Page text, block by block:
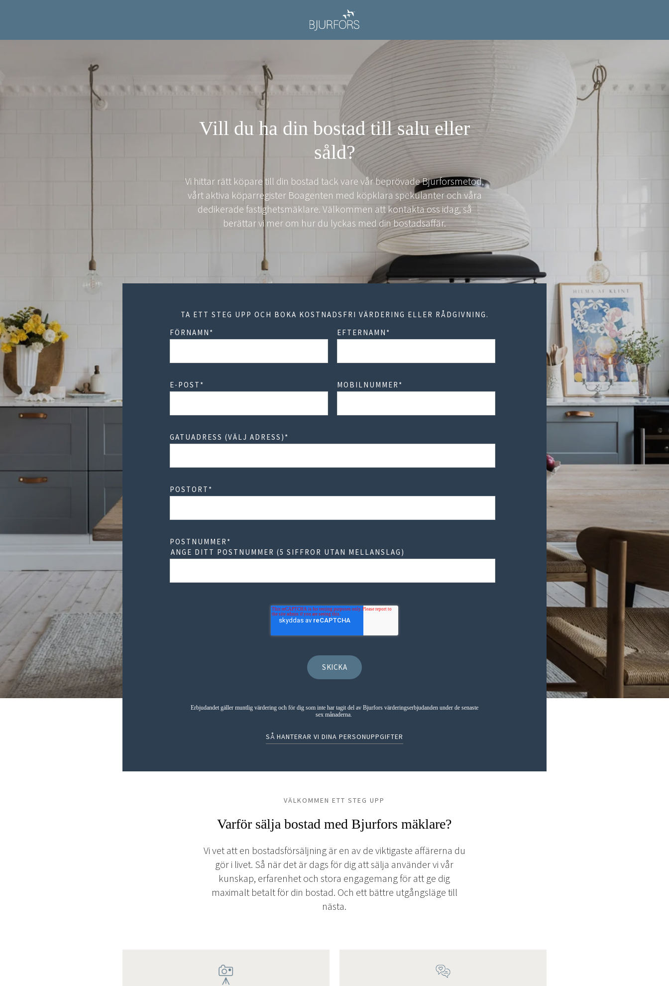
Vill du ha din bostad till salu eller
såld?
Vi hittar rätt köpare till din bostad tack vare vår beprövade Bjurforsmetod,
vårt aktiva köparregister Boagenten med köpklara spekulanter och våra
dedikerade fastighetsmäklare. Välkommen att kontakta oss idag, så
berättar vi mer om hur du lyckas med din bostadsaffär.
TA ETT STEG UPP OCH BOKA KOSTNADSFRI VÄRDERING ELLER RÅDGIVNING.
FÖRNAMN * EFTERNAMN *
E-POST * MOBILNUMMER *
GATUADRESS (VÄLJ ADRESS) *
POSTORT *
POSTNUMMER *
ANGE DITT POSTNUMMER (5 SIFFROR UTAN MELLANSLAG)
Erbjudandet gäller muntlig värdering och för dig som inte har tagit del av Bjurfors värderingserbjudanden under de senaste
sex månaderna.
SÅ HANTERAR VI DINA PERSONUPPGIFTER
VÄLKOMMEN ETT STEG UPP
Varför sälja bostad med Bjurfors mäklare?
Vi vet att en bostadsförsäljning är en av de viktigaste affärerna du
gör i livet. Så när det är dags för dig att sälja använder vi vår
kunskap, erfarenhet och stora engagemang för att ge dig
maximalt betalt för din bostad. Och ett bättre utgångsläge till
nästa.